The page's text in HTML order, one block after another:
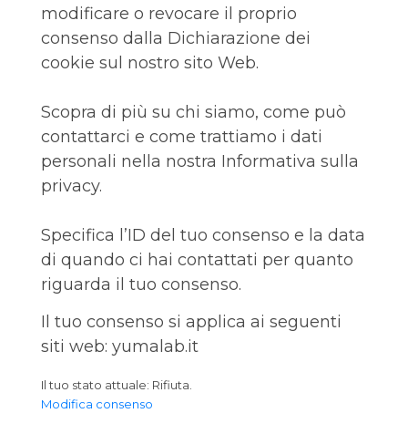
modificare o revocare il proprio
consenso dalla Dichiarazione dei
cookie sul nostro sito Web.
Scopra di più su chi siamo, come può
contattarci e come trattiamo i dati
personali nella nostra Informativa sulla
privacy.
Specifica l’ID del tuo consenso e la data
di quando ci hai contattati per quanto
riguarda il tuo consenso.
Il tuo consenso si applica ai seguenti
siti web: yumalab.it
Il tuo stato attuale: Rifiuta.
Modifica consenso